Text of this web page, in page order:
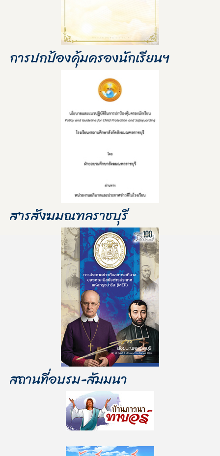
การปกป้องคุ้มครองนักเรียนฯ
สารสังฆมณฑลราชบุรี
สถานที่อบรม-สัมมนา